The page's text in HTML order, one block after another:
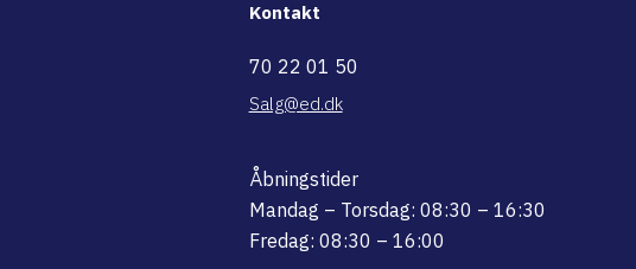
Kontakt
70 22 01 50
Salg@ed.dk
Åbningstider
Mandag – Torsdag: 08:30 – 16:30
Fredag: 08:30 – 16:00